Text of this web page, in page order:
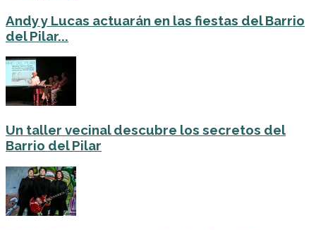
Andy y Lucas actuarán en las fiestas del Barrio
del Pilar...
Un taller vecinal descubre los secretos del
Barrio del Pilar